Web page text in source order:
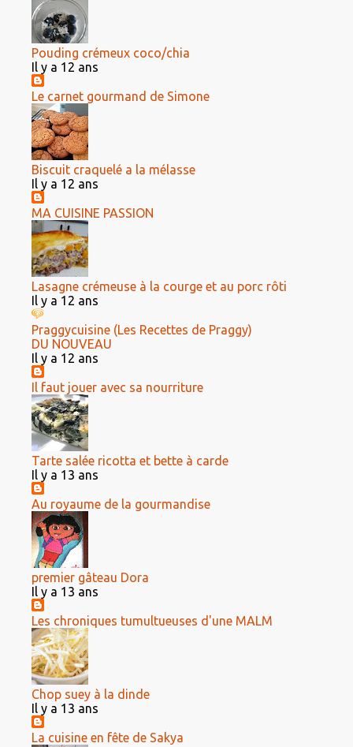
Pouding crémeux coco/chia
Il y a 12 ans
Le carnet gourmand de Simone
Biscuit craquelé a la mélasse
Il y a 12 ans
MA CUISINE PASSION
Lasagne crémeuse à la courge et au porc rôti
Il y a 12 ans
Praggycuisine (Les Recettes de Praggy)
DU NOUVEAU
Il y a 12 ans
Il faut jouer avec sa nourriture
Tarte salée ricotta et bette à carde
Il y a 13 ans
Au royaume de la gourmandise
premier gâteau Dora
Il y a 13 ans
Les chroniques tumultueuses d'une MALM
Chop suey à la dinde
Il y a 13 ans
La cuisine en fête de Sakya